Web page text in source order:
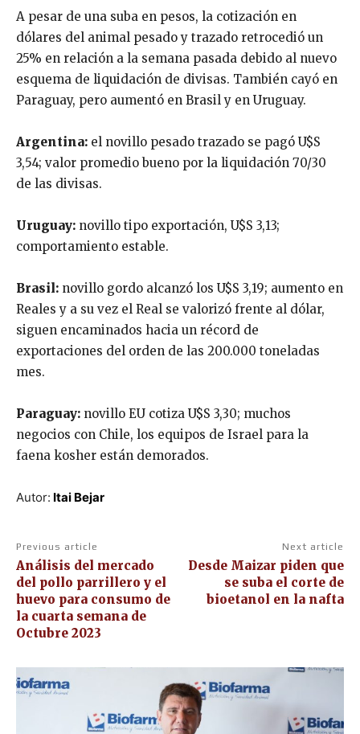
A pesar de una suba en pesos, la cotización en
dólares del animal pesado y trazado retrocedió un
25% en relación a la semana pasada debido al nuevo
esquema de liquidación de divisas. También cayó en
Paraguay, pero aumentó en Brasil y en Uruguay.
Argentina: el novillo pesado trazado se pagó U$S
3,54; valor promedio bueno por la liquidación 70/30
de las divisas.
Uruguay: novillo tipo exportación, U$S 3,13;
comportamiento estable.
Brasil: novillo gordo alcanzó los U$S 3,19; aumento en
Reales y a su vez el Real se valorizó frente al dólar,
siguen encaminados hacia un récord de
exportaciones del orden de las 200.000 toneladas
mes.
Paraguay: novillo EU cotiza U$S 3,30; muchos
negocios con Chile, los equipos de Israel para la
faena kosher están demorados.
Autor: Itai Bejar
Previous article
Análisis del mercado
del pollo parrillero y el
huevo para consumo de
la cuarta semana de
Octubre 2023
Next article
Desde Maizar piden que
se suba el corte de
bioetanol en la nafta